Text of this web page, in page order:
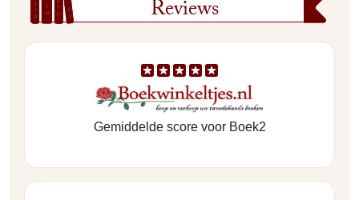
Reviews
Gemiddelde score voor Boek2